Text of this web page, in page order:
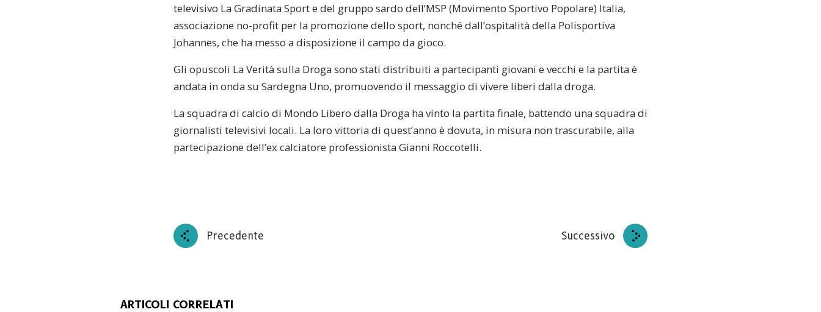
televisivo La Gradinata Sport e del gruppo sardo dell’MSP (Movimento Sportivo Popolare) Italia,
associazione no-profit per la promozione dello sport, nonché dall’ospitalità della Polisportiva
Johannes, che ha messo a disposizione il campo da gioco.
Gli opuscoli La Verità sulla Droga sono stati distribuiti a partecipanti giovani e vecchi e la partita è
andata in onda su Sardegna Uno, promuovendo il messaggio di vivere liberi dalla droga.
La squadra di calcio di Mondo Libero dalla Droga ha vinto la partita finale, battendo una squadra di
giornalisti televisivi locali. La loro vittoria di quest’anno è dovuta, in misura non trascurabile, alla
partecipazione dell’ex calciatore professionista Gianni Roccotelli.
Precedente Successivo
ARTICOLI CORRELATI